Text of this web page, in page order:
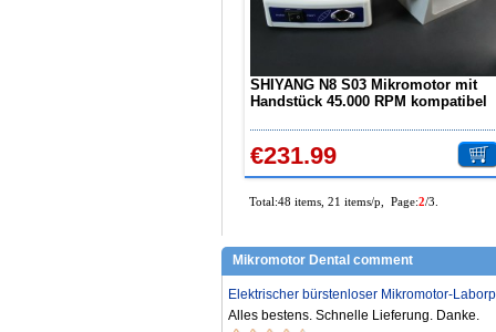
SHIYANG N8 S03 Mikromotor mit
Handstück 45.000 RPM kompatibel
€231.99
Total:48 items, 21 items/p, Page:2/3.
Mikromotor Dental comment
Elektrischer bürstenloser Mikromotor-
Alles bestens. Schnelle Lieferung. Danke.